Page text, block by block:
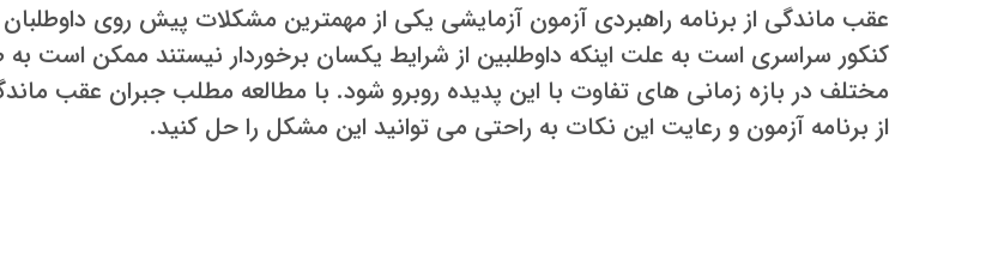
عقب ماندگی از برنامه راهبردی آزمون آزمایشی یکی از مهمترین مشکلات پیش روی داوطلبان
کنکور سراسری است به علت اینکه داوطلبین از شرایط یکسان برخوردار نیستند ممکن است به
مختلف در بازه زمانی های تفاوت با این پدیده روبرو شود. با مطالعه مطلب جبران عقب
از برنامه آزمون و رعایت این نکات به راحتی می توانید این مشکل را حل کنید.